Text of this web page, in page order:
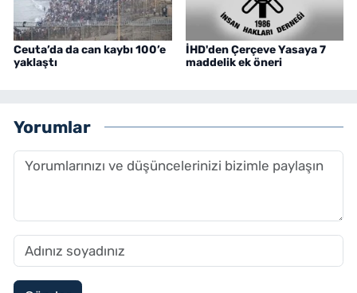
Ceuta’da da can kaybı 100’e
yaklaştı
İHD'den Çerçeve Yasaya 7
maddelik ek öneri
Yorumlar